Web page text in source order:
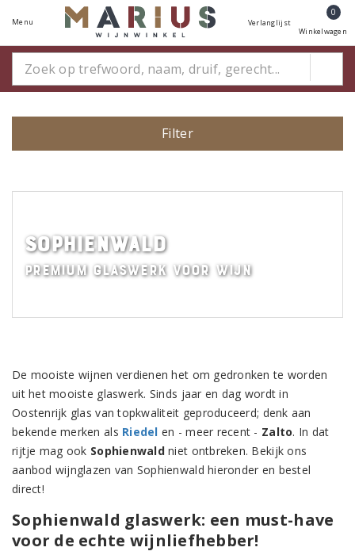
Menu Verlanglijst
0
Winkelwagen
Filter
Sophienwald
Premium glaswerk voor wijn
De mooiste wijnen verdienen het om gedronken te worden
uit het mooiste glaswerk. Sinds jaar en dag wordt in
Oostenrijk glas van topkwaliteit geproduceerd; denk aan
bekende merken als Riedel en - meer recent - Zalto. In dat
rijtje mag ook Sophienwaldniet ontbreken. Bekijk ons
aanbod wijnglazen van Sophienwald hieronder en bestel
direct!
Sophienwald glaswerk: een must-have
voor de echte wijnliefhebber!